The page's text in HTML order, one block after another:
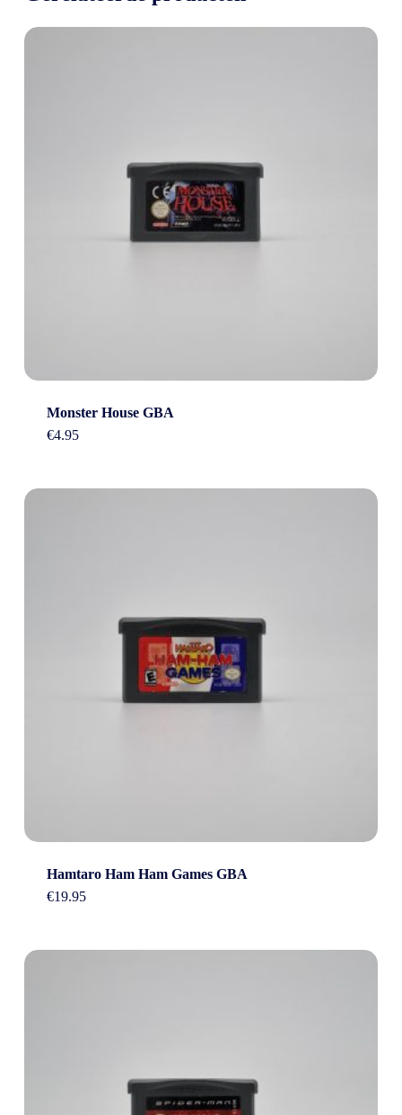
Monster House GBA
€4.95
Hamtaro Ham Ham Games GBA
€19.95